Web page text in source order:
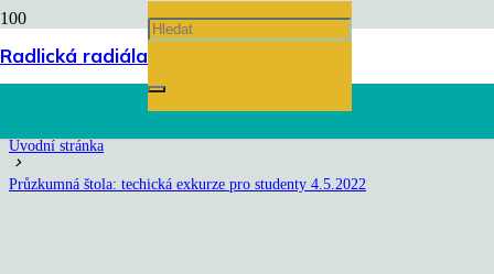
Radlická radiála
Průzkumná štola: techická
exkurze pro studenty 4.5.2022
Úvodní stránka
chevron_right
Průzkumná štola: techická exkurze pro studenty 4.5.2022